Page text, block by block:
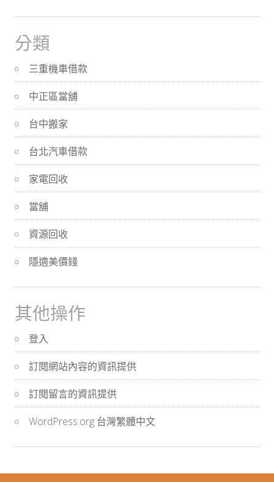
分類
三重機車借款
中正區當舖
台中搬家
台北汽車借款
家電回收
當舖
資源回收
隱適美價錢
其他操作
登入
訂閱網站內容的資訊提供
訂閱留言的資訊提供
WordPress.org 台灣繁體中文